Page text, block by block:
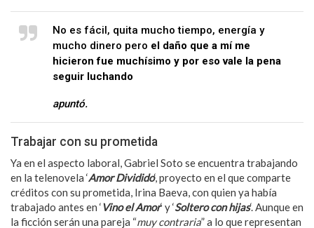
No es fácil, quita mucho tiempo, energía y
mucho dinero pero el daño que a mí me
hicieron fue muchísimo y por eso vale la pena
seguir luchando
apuntó.
Trabajar con su prometida
Ya en el aspecto laboral, Gabriel Soto se encuentra trabajando
en la telenovela ‘Amor Dividido‘, proyecto en el que comparte
créditos con su prometida, Irina Baeva, con quien ya había
trabajado antes en ‘Vino el Amor‘ y ‘Soltero con hijas‘. Aunque en
la ficción serán una pareja “muy contraria” a lo que representan